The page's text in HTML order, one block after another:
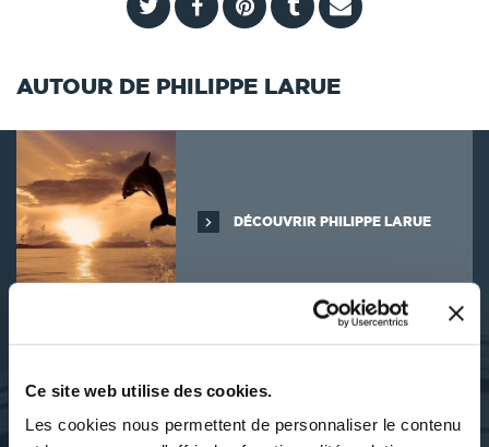
Ce site web utilise des cookies.
Les cookies nous permettent de personnaliser le contenu
AUTOUR DE PHILIPPE LARUE
DÉCOUVRIR PHILIPPE LARUE